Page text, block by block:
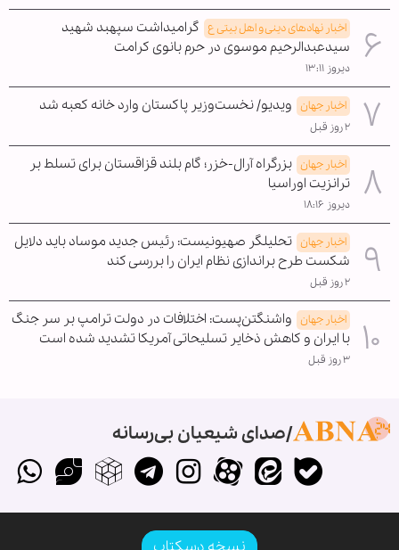
اخبار نهادهای دینی و اهل بیتی ع گرامیداشت سپهبد شهید
سیدعبدالرحیم موسوی در حرم بانوی کرامت
دیروز ۱۳:۱۱
اخبار جهان ویدیو/ نخست‌وزیر پاکستان وارد خانه کعبه شد
۲ روز قبل
اخبار جهان بزرگراه آرال-خزر؛ گام بلند قزاقستان برای تسلط بر
ترانزیت اوراسیا
دیروز ۱۸:۱۶
اخبار جهان تحلیلگر صهیونیست: رئیس جدید موساد باید دلایل
شکست طرح براندازی نظام ایران را بررسی کند
۲ روز قبل
اخبار جهان واشنگتن‌پست: اختلافات در دولت ترامپ بر سر جنگ
با ایران و کاهش ذخایر تسلیحاتی آمریکا تشدید شده است
۳ روز قبل
صدای شیعیان بی‌رسانه